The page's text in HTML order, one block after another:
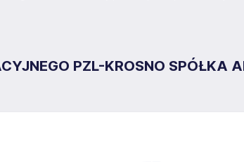
PZL-KROSNO